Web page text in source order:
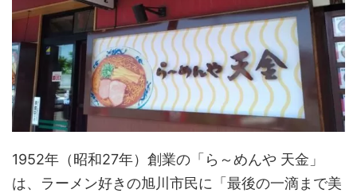
1952年（昭和27年）創業の「ら～めんや 天金」
は、ラーメン好きの旭川市民に「最後の一滴まで美